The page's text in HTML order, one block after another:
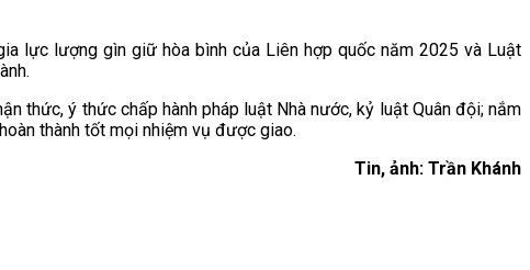
lực lượng gìn giữ hòa bình của Liên hợp quốc năm 2025 và Luật
thức, ý thức chấp hành pháp luật Nhà nước, kỷ luật Quân đội; nắm
thành tốt mọi nhiệm vụ được giao.
Tin, ảnh: Trần Khánh